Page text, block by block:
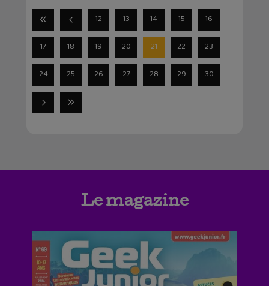
12 13 14 15 16
17 18 19 20 21 22 23
24 25 26 27 28 29 30
Le magazine